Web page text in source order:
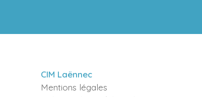
CIM Laënnec
Mentions légales